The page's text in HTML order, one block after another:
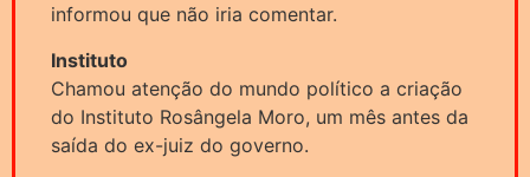
informou que não iria comentar.
Instituto
Chamou atenção do mundo político a criação
do Instituto Rosângela Moro, um mês antes da
saída do ex-juiz do governo.